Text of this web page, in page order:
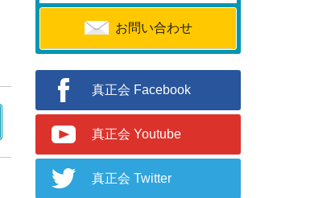
お問い合わせ
真正会 Facebook
真正会 Youtube
真正会 Twitter